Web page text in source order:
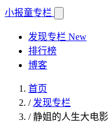
小报童专栏
发现专栏 New
排行榜
博客
首页
/ 发现专栏
/静姐的人生大电影